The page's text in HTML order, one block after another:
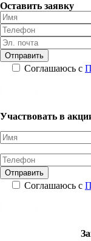
Оставить заявку
Соглашаюсь с
Участвовать в
Соглашаюсь с